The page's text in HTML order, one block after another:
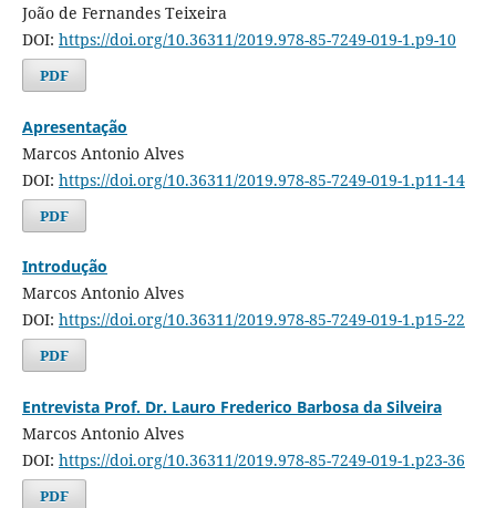
João de Fernandes Teixeira
DOI: https://doi.org/10.36311/2019.978-85-7249-019-1.p9-10
PDF
Apresentação
Marcos Antonio Alves
DOI: https://doi.org/10.36311/2019.978-85-7249-019-1.p11-14
PDF
Introdução
Marcos Antonio Alves
DOI: https://doi.org/10.36311/2019.978-85-7249-019-1.p15-22
PDF
Entrevista Prof. Dr. Lauro Frederico Barbosa da Silveira
Marcos Antonio Alves
DOI: https://doi.org/10.36311/2019.978-85-7249-019-1.p23-36
PDF